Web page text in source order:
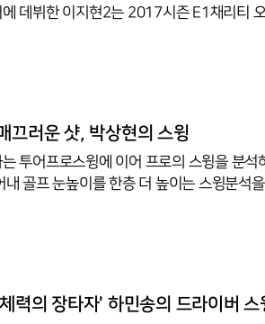
데뷔한 이지현2는 2017시즌 E1채리티
이 중에서도 단 5개 대회에서 상금을 수령
하며 이 부문 11위, 정상급 선수의 실력을 자랑
끄러운 샷, 박상현의 스윙
투어프로스윙에 이어 프로의 스윙을 분석
내 골프 눈높이를 한층 더 높이는 스윙분석
코리안투어에서 상금왕을 차지했고, 아시
마쳤다. 프로 무대에서 꾸준히 경쟁력을 보
력의 장타자' 하민송의 드라이버 스